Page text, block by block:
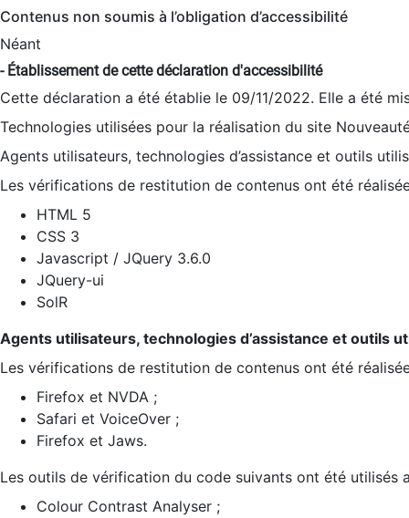
Contenus non soumis à l’obligation d’accessibilité
Néant
- Établissement de cette déclaration d'accessibilité
Cette déclaration a été établie le 09/11/2022. Elle a été
Technologies utilisées pour la réalisation du site
Agents utilisateurs, technologies d’assistance et outils
Les vérifications de restitution de contenus ont été
HTML 5
CSS 3
Javascript / JQuery 3.6.0
JQuery-ui
SolR
Agents utilisateurs, technologies d’assistance et outils
Les vérifications de restitution de contenus ont été
Firefox et NVDA ;
Safari et VoiceOver ;
Firefox et Jaws.
Les outils de vérification du code suivants ont été utilisés
Colour Contrast Analyser ;